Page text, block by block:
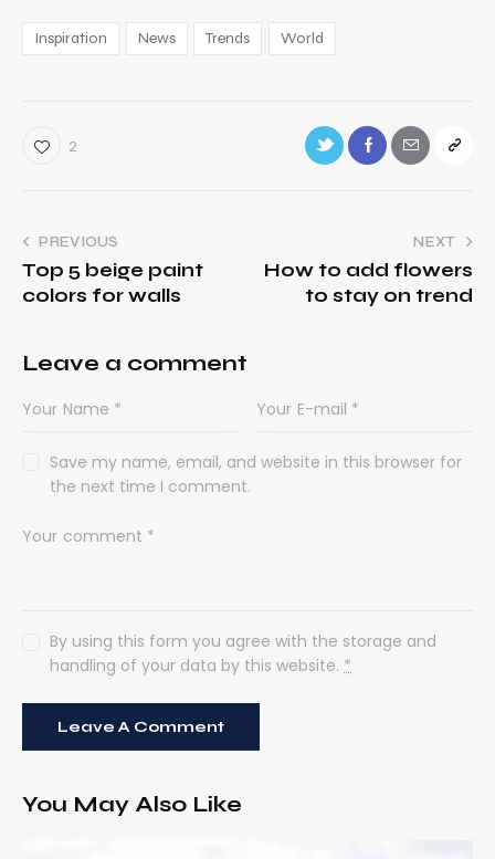
Inspiration News Trends World
2
PREVIOUS
Top 5 beige paint
colors for walls
NEXT
How to add flowers
to stay on trend
Leave a comment
Save my name, email, and website in this browser for
the next time I comment.
By using this form you agree with the storage and
handling of your data by this website. *
You May Also Like